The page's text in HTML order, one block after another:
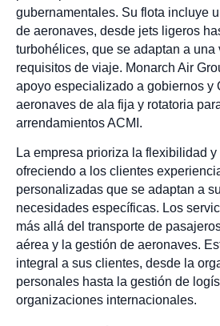
gubernamentales. Su flota incluye
de aeronaves, desde jets ligeros
turbohélices, que se adaptan a una
requisitos de viaje. Monarch Air
apoyo especializado a gobiernos y
aeronaves de ala fija y rotatoria
arrendamientos ACMI.
La empresa prioriza la flexibilidad
ofreciendo a los clientes
personalizadas que se adaptan a
necesidades específicas. Los
más allá del transporte de
aérea y la gestión de aeronaves.
integral a sus clientes, desde la
personales hasta la gestión de
organizaciones internacionales.